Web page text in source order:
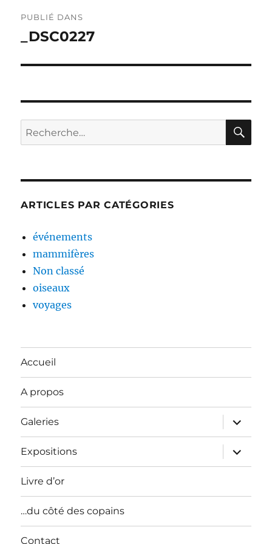
de
PUBLIÉ DANS
_DSC0227
Recherche
pour :
ARTICLES PAR CATÉGORIES
événements
mammifères
Non classé
oiseaux
voyages
Accueil
A propos
Galeries
ouvrir
le
sous-
menu
Expositions
ouvrir
le
sous-
Livre d’or
…du côté des copains
Contact